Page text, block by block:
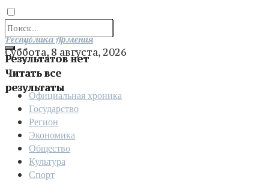
Результатов нет
Читать все
результаты
Отправить
Республика Армения
Суббота, 8 августа, 2026
Официальная хроника
Государство
Регион
Экономика
Общество
Культура
Спорт